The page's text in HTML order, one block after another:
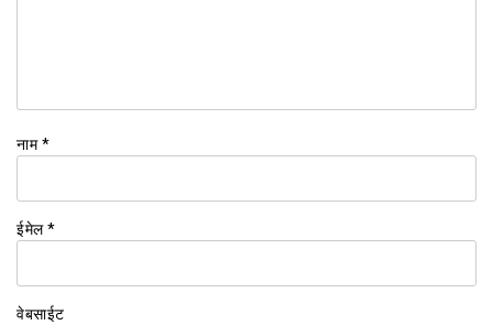
नाम*
ईमेल*
वेबसाईट